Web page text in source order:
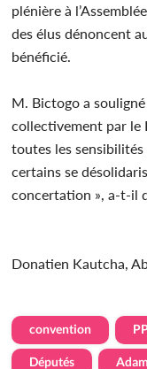
plénière à
des élus dénoncent
bénéficié.
M. Bictogo a
collectivement par le
toutes les
certains se
concertation », a-t-il
Donatien Kautcha,
convention
Députés